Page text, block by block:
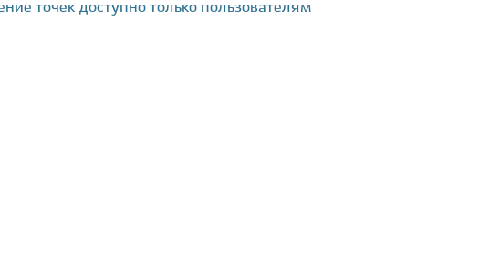
точек доступно только пользователям